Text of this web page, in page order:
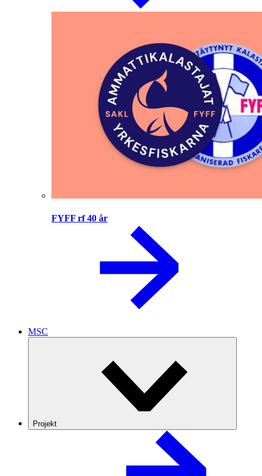
FYFF rf 40 år
MSC
Projekt